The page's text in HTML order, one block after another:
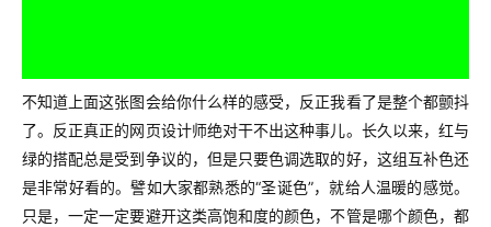
不知道上面这张图会给你什么样的感受，反正我看了是整个都颤抖
了。反正真正的网页设计师绝对干不出这种事儿。长久以来，红与
绿的搭配总是受到争议的，但是只要色调选取的好，这组互补色还
是非常好看的。譬如大家都熟悉的“圣诞色”，就给人温暖的感觉。
只是，一定一定要避开这类高饱和度的颜色，不管是哪个颜色，都